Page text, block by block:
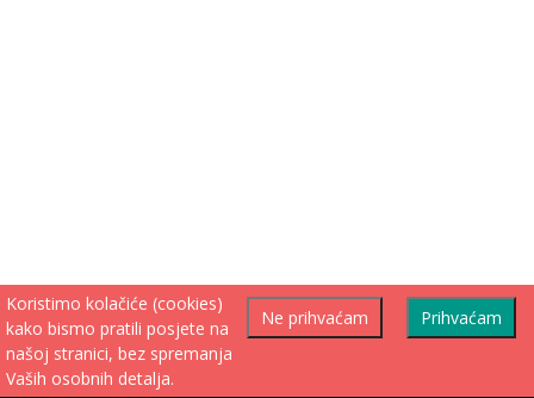
Prihvaćam
Ne prihvaćam
Koristimo kolačiće (cookies)
kako bismo pratili posjete na
našoj stranici, bez spremanja
Vaših osobnih detalja.